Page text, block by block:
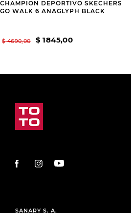
CHAMPION DEPORTIVO SKECHERS
GO WALK 6 ANAGLYPH BLACK
$ 4690,00 $ 1845,00
SANARY S. A.